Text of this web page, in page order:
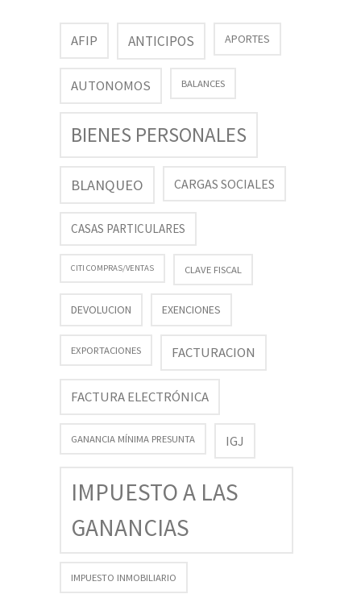
AFIP ANTICIPOS APORTES
AUTONOMOS BALANCES
BIENES PERSONALES
BLANQUEO CARGAS SOCIALES
CASAS PARTICULARES
CITI COMPRAS/VENTAS CLAVE FISCAL
DEVOLUCION EXENCIONES
EXPORTACIONES FACTURACION
FACTURA ELECTRÓNICA
GANANCIA MÍNIMA PRESUNTA IGJ
IMPUESTO A LAS
GANANCIAS
IMPUESTO INMOBILIARIO